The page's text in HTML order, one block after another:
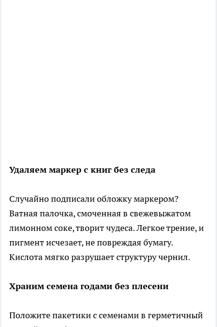
Удаляем маркер с книг без следа
Случайно подписали обложку маркером?
Ватная палочка, смоченная в свежевыжатом
лимонном соке, творит чудеса. Легкое трение, и
пигмент исчезает, не повреждая бумагу.
Кислота мягко разрушает структуру чернил.
Храним семена годами без плесени
Положите пакетики с семенами в герметичный